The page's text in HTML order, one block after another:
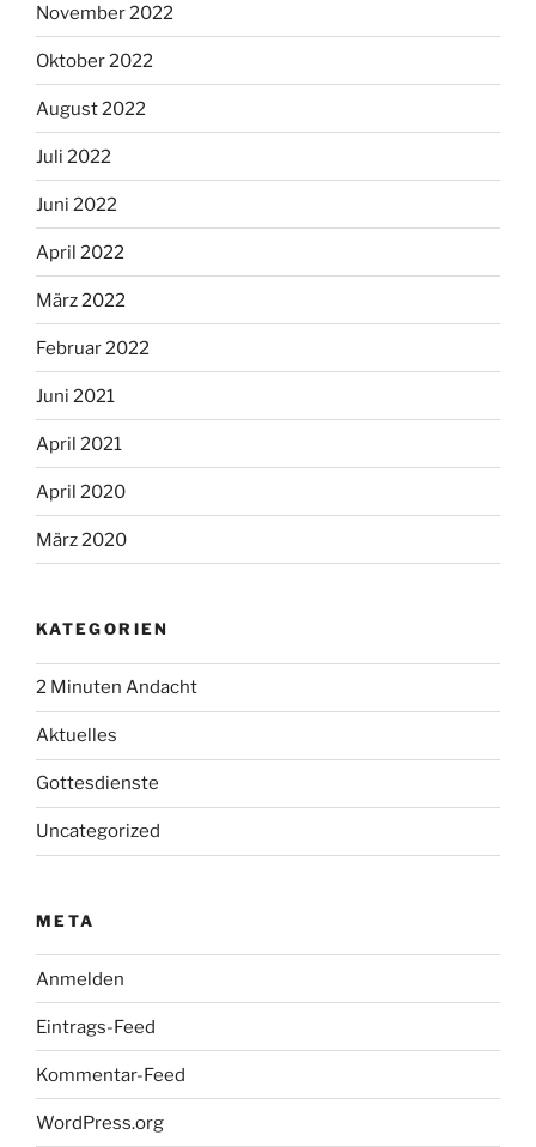
November 2022
Oktober 2022
August 2022
Juli 2022
Juni 2022
April 2022
März 2022
Februar 2022
Juni 2021
April 2021
April 2020
März 2020
KATEGORIEN
2 Minuten Andacht
Aktuelles
Gottesdienste
Uncategorized
META
Anmelden
Eintrags-Feed
Kommentar-Feed
WordPress.org